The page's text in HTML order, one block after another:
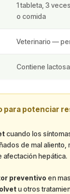
1 tableta, 3
o comida
Veterinario —
Contiene lactosa
para potenciar
cuando los
de mal aliento,
afectación hepática.
preventivo en
u otros